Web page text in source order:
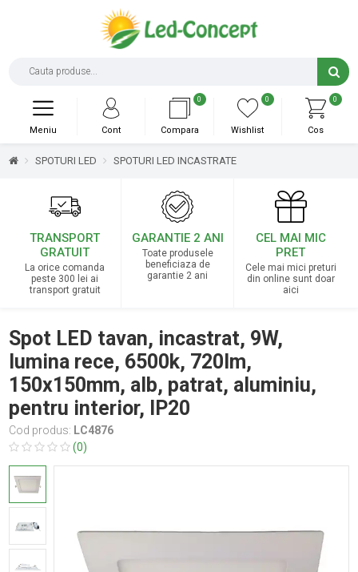
0
Cos
0
Wishlist
0
Compara
Cont
Meniu
SPOTURI LED SPOTURI LED INCASTRATE
TRANSPORT
GRATUIT
La orice comanda
peste 300 lei ai
transport gratuit
GARANTIE 2 ANI
Toate produsele
beneficiaza de
garantie 2 ani
CEL MAI MIC
PRET
Cele mai mici preturi
din online sunt doar
aici
Spot LED tavan, incastrat, 9W,
lumina rece, 6500k, 720lm,
150x150mm, alb, patrat, aluminiu,
pentru interior, IP20
Cod produs: LC4876
(0)